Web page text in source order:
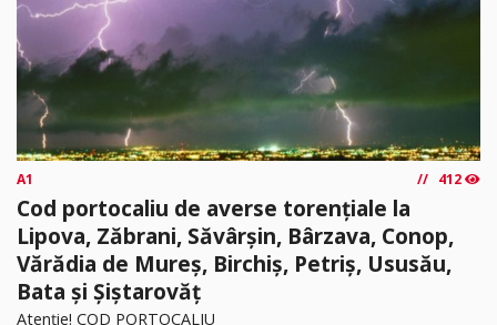
A1 412
Cod portocaliu de averse torențiale la
Lipova, Zăbrani, Săvârșin, Bârzava, Conop,
Vărădia de Mureș, Birchiș, Petriș, Ususău,
Bata și Șiștarovăț
Atenție! COD PORTOCALIU